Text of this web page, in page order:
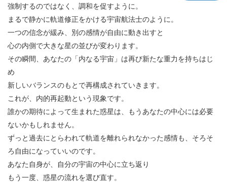
強制するのではなく、調和を促すように。
まるで静かに軌道修正をかける宇宙航法士のように。
一つの信念が緩み、別の感情が自由に動き出すと
心の内側で大きな星の並びが変わります。
その瞬間、あなたの「内なる宇宙」は再び新たな重力を持ちはじ
め
新しいバランスのもとで再構成されていきます。
これが、内的再起動という現象です。
誰かの期待によって生まれた惑星は、もうあなたの中心には必要
ないかもしれません。
ずっと過去にとらわれて軌道を離れられなかった感情も、そろそ
ろ自由になっていいのです。
あなた自身が、自分の宇宙の中心に立ち返り
もう一度、惑星の流れを選び直す。